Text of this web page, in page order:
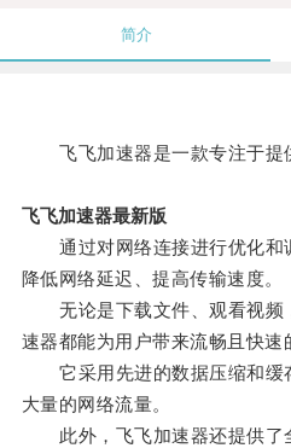
简介
飞飞加速器是一款专注于提
飞飞加速器最新版
通过对网络连接进行优化和
降低网络延迟、提高传输速度。
无论是下载文件、观看视频
速器都能为用户带来流畅且快速
它采用先进的数据压缩和缓
大量的网络流量。
此外，飞飞加速器还提供了